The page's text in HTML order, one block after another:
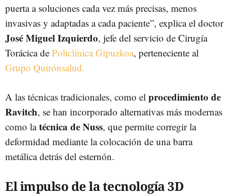
puerta a soluciones cada vez más precisas, menos
invasivas y adaptadas a cada paciente”, explica el doctor
José Miguel Izquierdo, jefe del servicio de Cirugía
Torácica de Policlínica Gipuzkoa, perteneciente al
Grupo Quirónsalud.
A las técnicas tradicionales, como el procedimiento de
Ravitch, se han incorporado alternativas más modernas
como latécnica de Nuss, que permite corregir la
deformidad mediante la colocación de una barra
metálica detrás del esternón.
El impulso de la tecnología 3D